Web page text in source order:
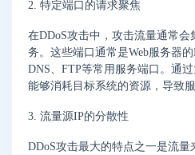
2. 特定端口的请求聚焦
在DDoS攻击中，攻击流量通常
务。这些端口通常是Web服务器
DNS、FTP等常用服务端口。通
能够消耗目标系统的资源，导致服
3. 流量源IP的分散性
DDoS攻击最大的特点之一是流